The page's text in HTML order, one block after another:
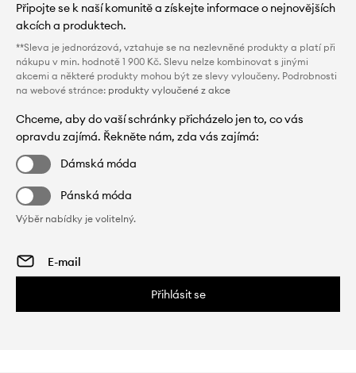
Připojte se k naší komunitě a získejte informace o nejnovějších
akcích a produktech.
**Sleva je jednorázová, vztahuje se na nezlevněné produkty a platí při
nákupu v min. hodnotě 1 900 Kč. Slevu nelze kombinovat s jinými
akcemi a některé produkty mohou být ze slevy vyloučeny. Podrobnosti
na webové stránce: produkty vyloučené z akce
Chceme, aby do vaší schránky přicházelo jen to, co vás
opravdu zajímá. Řekněte nám, zda vás zajímá:
Dámská móda
Pánská móda
Výběr nabídky je volitelný.
Přihlásit se